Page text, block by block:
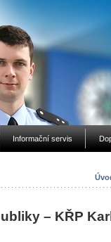
Informační servis
– KŘP